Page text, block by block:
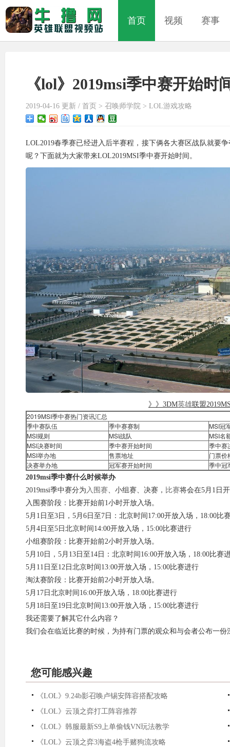
首页 视频 赛事
《lol》2019msi季中赛开始时
2019-04-16 更新 / 首页 > 召唤师学院 > LOL游戏攻略
LOL2019春季赛已经进入后半赛程，接下俩各大赛区战队就要
呢？下面就为大家带来LOL2019MSI季中赛开始时间。
》》 3DM英雄联盟
2019MSI季中赛热门资讯汇总
季中赛队伍
季中赛赛制
MSI冠
MSI规则
MSI战队
MSI名
MSI决赛时间
季中赛开始时间
季中赛
MSI举办地
售票地址
门票价
决赛举办地
冠军赛开始时间 季中冠
2019msi季中赛什么时候举办
2019msi季中赛分为 入围赛、小组赛、决赛， 比赛将会在5月1日
入围赛阶段：比赛开始前1小时开放入场。
5月1日至3日，5月6日至7日：北京时间17:00开放入场，18:00比
5月4日至5日北京时间14:00开放入场，15:00比赛进行
小组赛阶段：比赛开始前2小时开放入场。
5月10日，5月13日至14日：北京时间16:00开放入场，18:00比赛
5月11日至12日北京时间13:00开放入场，15:00比赛进行
淘汰赛阶段：比赛开始前2小时开放入场。
5月17日北京时间16:00开放入场，18:00比赛进行
5月18日至19日北京时间13:00开放入场，15:00比赛进行
我还需要了解其它什么内容？
我们会在临近比赛的时候，为持有门票的观众和与会者公布一份
您可能感兴趣
《LOL》9.24b影召唤卢锡安阵容搭配攻略
《LOL》云顶之弈打工阵容推荐
《LOL》韩服最新S9上单偷钱VN玩法教学
《LOL》云顶之弈3海盗4枪手赌狗流攻略